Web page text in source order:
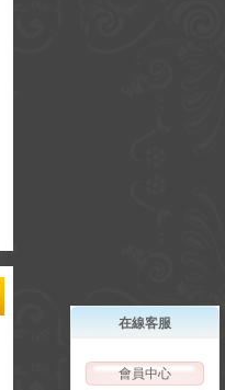
在線客服
會員中心